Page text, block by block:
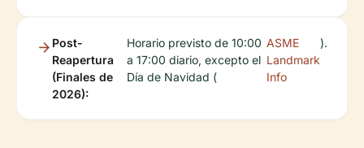
Post-
Reapertura
(Finales de
2026):
Horario previsto de 10:00
a 17:00 diario, excepto el
Día de Navidad (
ASME
Landmark
Info
).